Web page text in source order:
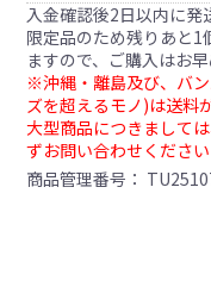
入金確認後2日以内に発
限定品のため残りあと1
ますので、ご購入はお早
※沖縄・離島及び、バ
ズを超えるモノ)は送料
大型商品につきまして
ずお問い合わせくださ
商品管理番号：